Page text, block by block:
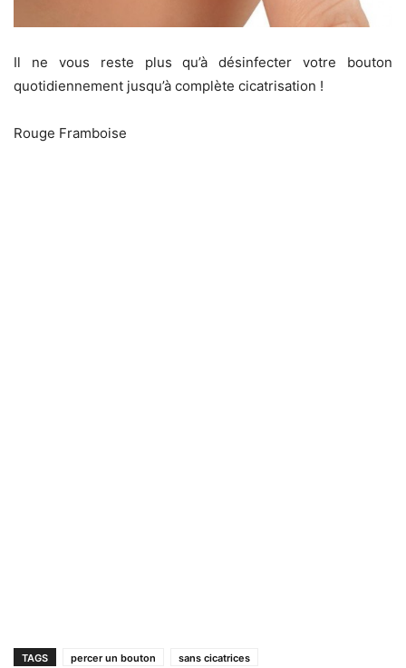
Il ne vous reste plus qu’à désinfecter votre bouton
quotidiennement jusqu’à complète cicatrisation !
Rouge Framboise
TAGS percer un bouton sans cicatrices